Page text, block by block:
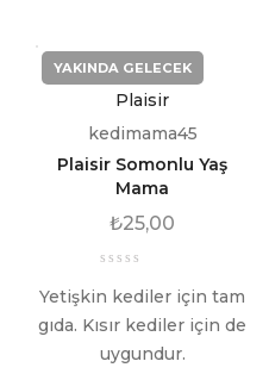
YAKINDA GELECEK
Plaisir
kedimama45
Plaisir Somonlu Yaş
Mama
₺25,00
Yetişkin kediler için tam
gıda. Kısır kediler için de
uygundur.